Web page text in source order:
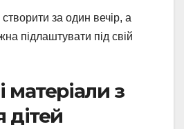
створити за один вечір, а
підлаштувати під свій
матеріали з
дітей